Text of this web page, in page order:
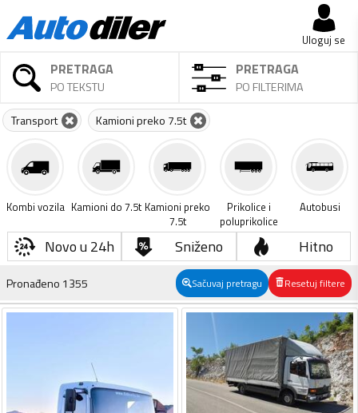
Uloguj se
PRETRAGA
PO TEKSTU
PRETRAGA
PO FILTERIMA
Transport Kamioni preko 7.5t
Kombi vozila Kamioni do 7.5t Kamioni preko
7.5t
Prikolice i
poluprikolice
Autobusi
Novo u 24h Sniženo Hitno
Pronađeno 1355 Sačuvaj pretragu Resetuj filtere